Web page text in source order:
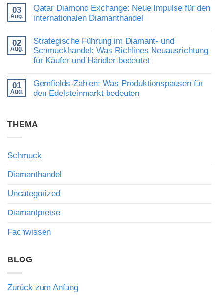
Rekordpreis:
Was
Auktionsergebnisse
Wert
hochwertiger
Edelsteine
verraten
zu
Diamantmarkt
Risiken
und
die
Bedeutung
fachkundiger
03
Aug.
Qatar Diamond Exchange: Neue Impulse für den
internationalen Diamanthandel
zu
Qatar
Exchange:
für
den
internationalen
02
Aug.
Strategische Führung im Diamant- und
Schmuckhandel: Was Richlines Neuausrichtung
für Käufer und Händler bedeutet
zu
Strategische
Schmuckhandel:
für
Käufer
Händler
01
Aug.
Gemfields-Zahlen: Was Produktionspausen für
den Edelsteinmarkt bedeuten
Gemfields-
für
den
bedeuten
THEMA
Schmuck
Diamanthandel
Uncategorized
Diamantpreise
Fachwissen
BLOG
Zurück zum Anfang